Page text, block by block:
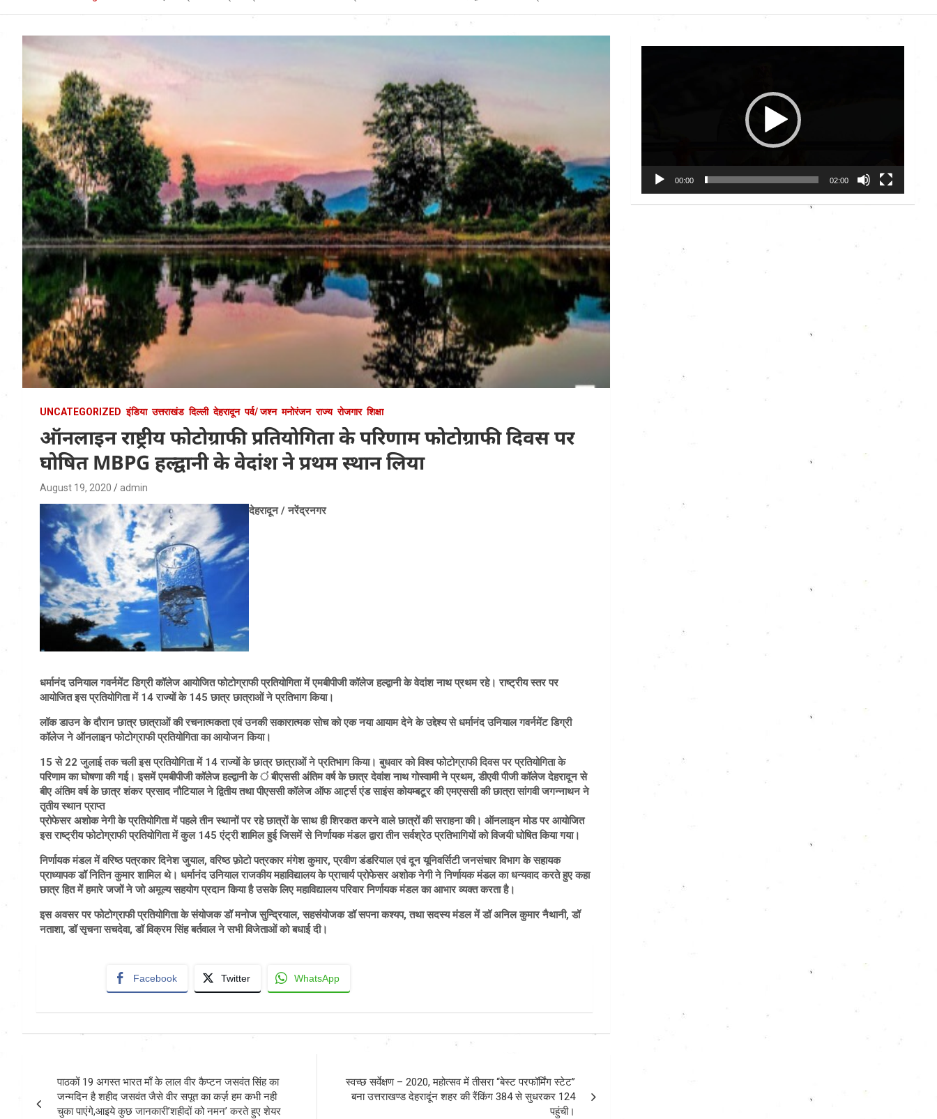
Uttarakhand News in
Hindi
UNCATEGORIZED इंडिया उत्तराखंड दिल्ली देहरादून पर्व/ जश्न मनोरंजन राज्य रोजगार शिक्षा
ऑनलाइन राष्ट्रीय फोटोग्राफी प्रतियोगिता के परिणाम फोटोग्राफी दिवस पर
घोषित MBPG हल्द्वानी के वेदांश ने प्रथम स्थान लिया
August 19, 2020 admin
देहरादून / नरेंद्रनगर
धर्मानंद उनियाल गवर्नमेंट डिग्री कॉलेज आयोजित फोटोग्राफी प्रतियोगिता में एमबीपीजी कॉलेज हल्द्वानी के वेदांश नाथ प्रथम रहे। राष्ट्रीय स्तर पर
आयोजित इस प्रतियोगिता में 14 राज्यों के 145 छात्र छात्राओं ने प्रतिभाग किया।
लॉक डाउन के दौरान छात्र छात्राओं की रचनात्मकता एवं उनकी सकारात्मक सोच को एक नया आयाम देने के उद्देश्य से धर्मानंद उनियाल गवर्नमेंट डिग्री
कॉलेज ने ऑनलाइन फोटोग्राफी प्रतियोगिता का आयोजन किया।
15 से 22 जुलाई तक चली इस प्रतियोगिता में 14 राज्यों के छात्र छात्राओं ने प्रतिभाग किया। बुधवार को विश्व फोटोग्राफी दिवस पर प्रतियोगिता के
परिणाम का घोषणा की गई। इसमें एमबीपीजी कॉलेज हल्द्वानी के ं बीएससी अंतिम वर्ष के छात्र देवांश नाथ गोस्वामी ने प्रथम, डीएवी पीजी कॉलेज देहरादून से
बीए अंतिम वर्ष के छात्र शंकर प्रसाद नौटियाल ने द्वितीय तथा पीएससी कॉलेज ऑफ आर्ट्स एंड साइंस कोयम्बटूर की एमएससी की छात्रा सांगवी जगन्नाथन ने
तृतीय स्थान प्राप्त
प्रोफेसर अशोक नेगी के प्रतियोगिता में पहले तीन स्थानों पर रहे छात्रों के साथ ही शिरकत करने वाले छात्रों की सराहना की। ऑनलाइन मोड पर आयोजित
इस राष्ट्रीय फोटोग्राफी प्रतियोगिता में कुल 145 एंट्री शामिल हुई जिसमें से निर्णायक मंडल द्वारा तीन सर्वश्रेठ प्रतिभागियों को विजयी घोषित किया गया।
निर्णायक मंडल में वरिष्ठ पत्रकार दिनेश जुयाल, वरिष्ठ फ़ोटो पत्रकार मंगेश कुमार, प्रवीण डंडरियाल एवं दून यूनिवर्सिटी जनसंचार विभाग के सहायक
प्राध्यापक डॉ नितिन कुमार शामिल थे। धर्मानंद उनियाल राजकीय महाविद्यालय के प्राचार्य प्रोफेसर अशोक नेगी ने निर्णायक मंडल का धन्यवाद करते हुए कहा
छात्र हित में हमारे जजों ने जो अमूल्य सहयोग प्रदान किया है उसके लिए महाविद्यालय परिवार निर्णायक मंडल का आभार व्यक्त करता है।
इस अवसर पर फोटोग्राफी प्रतियोगिता के संयोजक डॉ मनोज सुन्द्रियाल, सहसंयोजक डॉ सपना कश्यप, तथा सदस्य मंडल में डॉ अनिल कुमार नैथानी, डॉ
नताशा, डॉ सृचना सचदेवा, डॉ विक्रम सिंह बर्तवाल ने सभी विजेताओं को बधाई दी।
Facebook Twitter WhatsApp
navigation
पाठकों 19 अगस्त भारत माँ के लाल वीर कैप्टन जसवंत सिंह का
जन्मदिन है शहीद जसवंत जैसे वीर सपूत का कर्ज़ हम कभी नही
चुका पाएंगे,आइये कुछ जानकारी’शहीदों को नमन’ करते हुए शेयर
स्वच्छ सर्वेक्षण – 2020, महोत्सव में तीसरा ‘‘बेस्ट परफॉर्मिंग स्टेट’’
बना उत्तराखण्ड देहरादूंन शहर की रैंकिंग 384 से सुधरकर 124
पहुंची।
00:00 02:00